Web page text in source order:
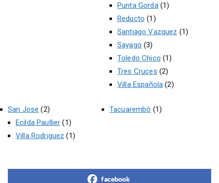
Punta Gorda(1)
Reducto (1)
Santiago Vazquez (1)
Sayago (3)
Toledo Chico (1)
Tres Cruces (2)
Villa Española (2)
San Jose (2)
Ecilda Paullier (1)
Villa Rodriguez (1)
Tacuarembó (1)
facebook